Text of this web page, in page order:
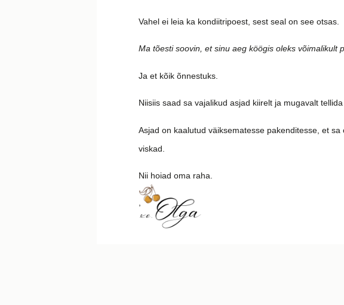
Vahel ei leia ka kondiitripoest, sest seal on see otsas.
Ma tõesti soovin, et sinu aeg köögis oleks võimalikult
Ja et kõik õnnestuks.
Niisiis saad sa vajalikud asjad kiirelt ja mugavalt
Asjad on kaalutud väiksematesse pakenditesse, et
viskad.
Nii hoiad oma raha.
,